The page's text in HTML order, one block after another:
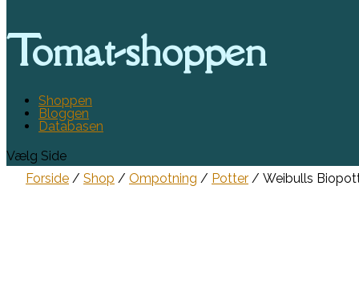
Tomat-shoppen
Shoppen
Bloggen
Databasen
Vælg Side
Forside / Shop / Ompotning / Potter / Weibulls